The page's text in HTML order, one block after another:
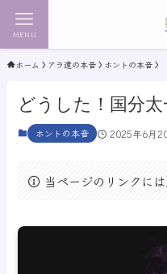
MENU
ホーム アラ還の本音 ホントの本音
どうした！国分
ホントの本音 2025年6月
当ページのリンクに